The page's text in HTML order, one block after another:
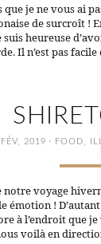
je ne vous ai
de surcroît !
heureuse
Il n’est pas
2019 · FOOD
notre voyage
émotion !
à l’endroit que
voilà en